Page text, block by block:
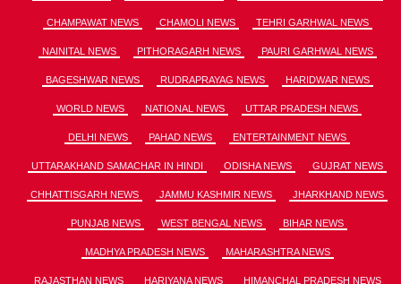
CHAMPAWAT NEWS CHAMOLI NEWS TEHRI GARHWAL NEWS
NAINITAL NEWS PITHORAGARH NEWS PAURI GARHWAL NEWS
BAGESHWAR NEWS RUDRAPRAYAG NEWS HARIDWAR NEWS
WORLD NEWS NATIONAL NEWS UTTAR PRADESH NEWS
DELHI NEWS PAHAD NEWS ENTERTAINMENT NEWS
UTTARAKHAND SAMACHAR IN HINDI ODISHA NEWS GUJRAT NEWS
CHHATTISGARH NEWS JAMMU KASHMIR NEWS JHARKHAND NEWS
PUNJAB NEWS WEST BENGAL NEWS BIHAR NEWS
MADHYA PRADESH NEWS MAHARASHTRA NEWS
RAJASTHAN NEWS HARIYANA NEWS HIMANCHAL PRADESH NEWS